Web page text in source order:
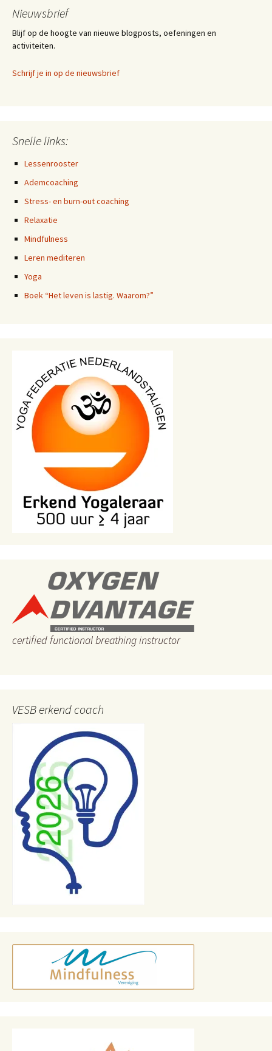
Nieuwsbrief
Blijf op de hoogte van nieuwe blogposts, oefeningen en
activiteiten.
Schrijf je in op de nieuwsbrief
Snelle links:
Lessenrooster
Ademcoaching
Stress- en burn-out coaching
Relaxatie
Mindfulness
Leren mediteren
Yoga
Boek “Het leven is lastig. Waarom?”
certified functional breathing instructor
VESB erkend coach